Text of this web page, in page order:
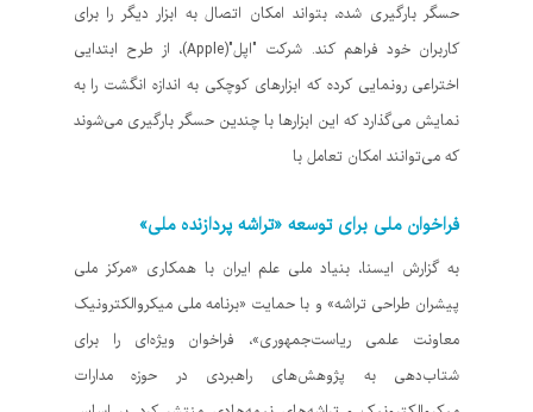
حسگر بارگیری شده، بتواند امکان اتصال به ابزار دیگر را برای
کاربران خود فراهم کند. شرکت "اپل"(Apple)، از طرح ابتدایی
اختراعی رونمایی کرده که ابزارهای کوچکی به اندازه انگشت را به
نمایش می‌گذارد که این ابزارها با چندین حسگر بارگیری می‌شوند
که می‌توانند امکان تعامل با
فراخوان ملی برای توسعه «تراشه پردازنده ملی»
به گزارش ایسنا، بنیاد ملی علم ایران با همکاری «مرکز ملی
پیشران طراحی تراشه» و با حمایت «برنامه ملی میکروالکترونیک
معاونت علمی ریاست‌جمهوری»، فراخوان ویژه‌ای را برای
شتاب‌دهی به پژوهش‌های راهبردی در حوزه مدارات